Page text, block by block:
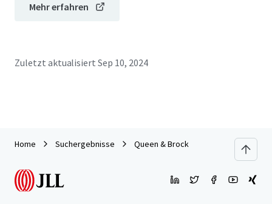
Mehr erfahren
Zuletzt aktualisiert Sep 10, 2024
Home Suchergebnisse Queen & Brock